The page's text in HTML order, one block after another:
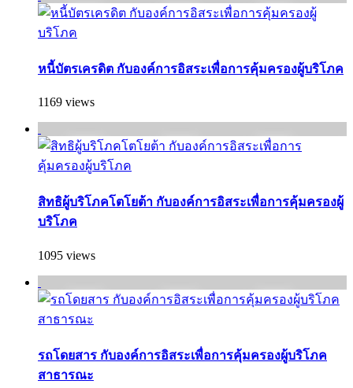
หนี้บัตรเครดิต กับองค์การอิสระเพื่อการคุ้มครองผู้บริโภค
1169 views
สิทธิผู้บริโภคโตโยต้า กับองค์การอิสระเพื่อการคุ้มครองผู้
บริโภค
1095 views
รถโดยสาร กับองค์การอิสระเพื่อการคุ้มครองผู้บริโภค
สาธารณะ